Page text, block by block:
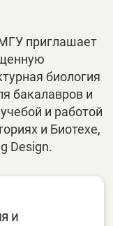
приглашает
биология
бакалавров и
и работой
и Биотехе,
Design.
и